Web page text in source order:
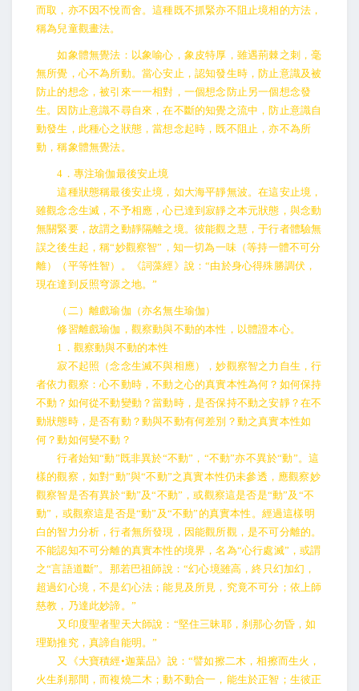
而取，亦不因不悅而舍。這種既不抓緊亦不阻止境相的方法，
稱為兒童觀畫法。
如象體無覺法：以象喻心，象皮特厚，雖遇荊棘之刺，毫
無所覺，心不為所動。當心安止，認知發生時，防止意識及被
防止的想念，被引來一一相對，一個想念防止另一個想念發
生。因防止意識不尋自來，在不斷的知覺之流中，防止意識自
動發生，此種心之狀態，當想念起時，既不阻止，亦不為所
動，稱象體無覺法。
4．專注瑜伽最後安止境
這種狀態稱最後安止境，如大海平靜無波。在這安止境，
雖觀念念生滅，不予相應，心已達到寂靜之本元狀態，與念動
無關緊要，故謂之動靜隔離之境。彼能觀之慧，于行者體驗無
誤之後生起，稱“妙觀察智”，知一切為一味（等持一體不可分
離）（平等性智）。《詞藻經》說：“由於身心得殊勝調伏，
現在達到反照穹源之地。”
（二）離戲瑜伽（亦名無生瑜伽）
修習離戲瑜伽，觀察動與不動的本性，以體證本心。
1．觀察動與不動的本性
寂不起照（念念生滅不與相應），妙觀察智之力自生，行
者依力觀察：心不動時，不動之心的真實本性為何？如何保持
不動？如何從不動變動？當動時，是否保持不動之安靜？在不
動狀態時，是否有動？動與不動有何差別？動之真實本性如
何？動如何變不動？
行者始知“動”既非異於“不動”，“不動”亦不異於“動”。這
樣的觀察，如對“動”與“不動”之真實本性仍未參透，應觀察妙
觀察智是否有異於“動”及“不動”，或觀察這是否是“動”及“不
動”，或觀察這是否是“動”及“不動”的真實本性。經過這樣明
白的智力分析，行者無所發現，因能觀所觀，是不可分離的。
不能認知不可分離的真實本性的境界，名為“心行處滅”，或謂
之“言語道斷”。那若巴祖師說：“幻心境雖高，終只幻加幻，
超過幻心境，不是幻心法；能見及所見，究竟不可分；依上師
慈教，乃達此妙諦。”
又印度聖者聖天大師說：“堅住三昧耶，刹那心勿昏，如
理勤推究，真諦自能明。”
又《大寶積經•迦葉品》說：“譬如擦二木，相擦而生火，
火生刹那間，而複燒二木；動不動合一，能生於正智；生彼正